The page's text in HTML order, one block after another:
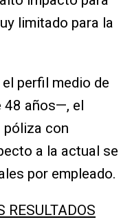
limitado para la
perfil medio de
48 años—, el
póliza con
a la actual se
por empleado.
RESULTADOS